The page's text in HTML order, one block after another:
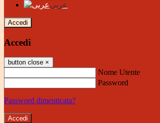
عربى
Accedi
Accedi
button close ×
Nome Utente
Password
Password dimenticata?